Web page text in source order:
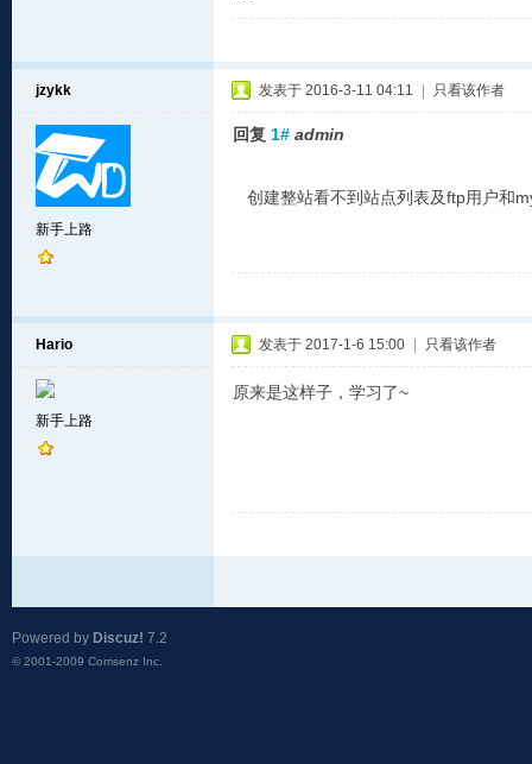
jzykk
新手上路
发表于 2016-3-11 04:11 只看该作者
回复 1# admin
创建整站看不到站点列表及ftp用户和
Hario
新手上路
发表于 2017-1-6 15:00 只看该作者
原来是这样子，学习了~
Powered by Discuz! 7.2
© 2001-2009 Comsenz Inc.